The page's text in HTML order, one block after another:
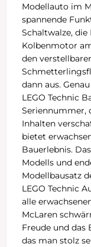
Modellauto im
spannende
Schaltwalze,
Kolbenmotor
den
dann aus.
LEGO Technic
Seriennummer,
Inhalten
bietet
Bauerlebnis.
Modells und
Modellbausatz
LEGO Technic
alle
McLaren
Freude und das
das man stolz